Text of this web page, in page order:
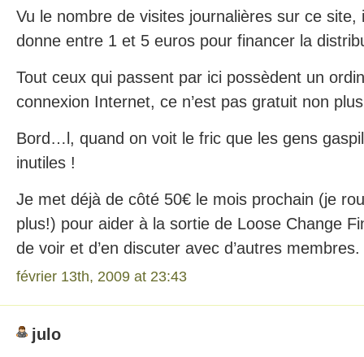
Vu le nombre de visites journalières sur ce site,
donne entre 1 et 5 euros pour financer la
Tout ceux qui passent par ici possèdent un
connexion Internet, ce n’est pas gratuit non
Bord…l, quand on voit le fric que les gens
inutiles !
Je met déjà de côté 50€ le mois prochain (je
plus!) pour aider à la sortie de Loose Change
de voir et d’en discuter avec d’autres membres.
février 13th, 2009 at 23:43
julo